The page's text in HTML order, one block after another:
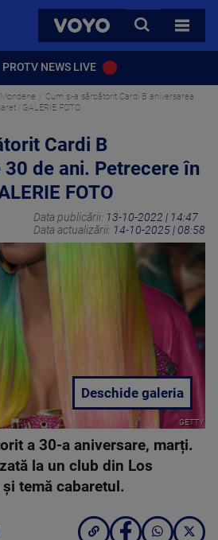
VOYO
CAUTA
TOATE
PROTV NEWS LIVE
Cum și-a sărbătorit Cardi B aniversarea
| GALERIE FOTO
Cardi B
de ani. Petrecere în
FOTO
Data publicării: 13-10-2022 | 14:47
Data actualizării: 14-10-2025 | 08:58
GETTY
Deschide galeria
a 30-a aniversare, marți.
la un club din Los
temă cabaretul.